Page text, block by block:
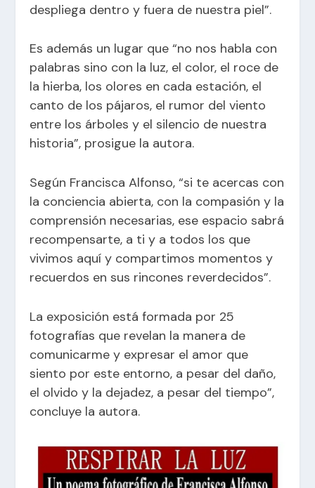
despliega dentro y fuera de nuestra piel”.
Es además un lugar que “no nos habla con
palabras sino con la luz, el color, el roce de
la hierba, los olores en cada estación, el
canto de los pájaros, el rumor del viento
entre los árboles y el silencio de nuestra
historia”, prosigue la autora.
Según Francisca Alfonso, “si te acercas con
la conciencia abierta, con la compasión y la
comprensión necesarias, ese espacio sabrá
recompensarte, a ti y a todos los que
vivimos aquí y compartimos momentos y
recuerdos en sus rincones reverdecidos”.
La exposición está formada por 25
fotografías que revelan la manera de
comunicarme y expresar el amor que
siento por este entorno, a pesar del daño,
el olvido y la dejadez, a pesar del tiempo”,
concluye la autora.